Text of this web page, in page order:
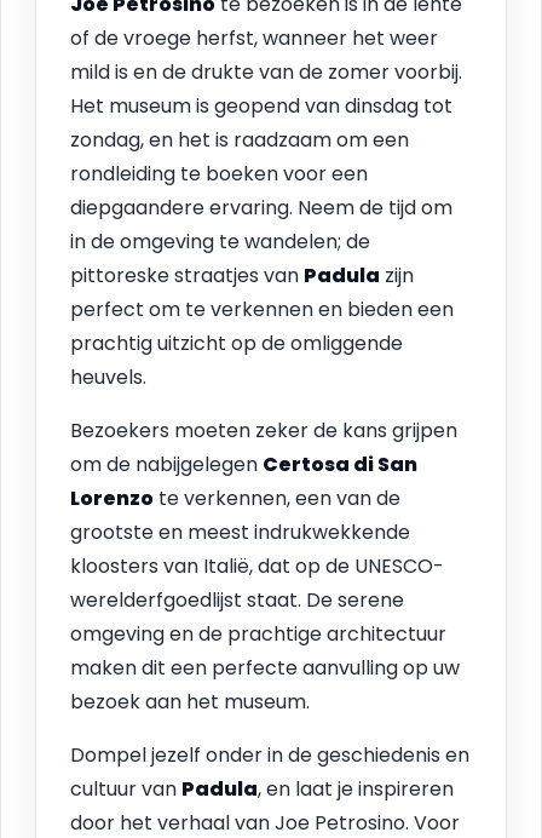
of de vroege herfst, wanneer het weer
mild is en de drukte van de zomer voorbij.
Het museum is geopend van dinsdag tot
zondag, en het is raadzaam om een
rondleiding te boeken voor een
diepgaandere ervaring. Neem de tijd om
in de omgeving te wandelen; de
pittoreske straatjes van Padula zijn
perfect om te verkennen en bieden een
prachtig uitzicht op de omliggende
heuvels.
Bezoekers moeten zeker de kans grijpen
om de nabijgelegen Certosa di San
Lorenzo te verkennen, een van de
grootste en meest indrukwekkende
kloosters van Italië, dat op de UNESCO-
werelderfgoedlijst staat. De serene
omgeving en de prachtige architectuur
maken dit een perfecte aanvulling op uw
bezoek aan het museum.
Dompel jezelf onder in de geschiedenis en
cultuur van Padula, en laat je inspireren
door het verhaal van Joe Petrosino. Voor